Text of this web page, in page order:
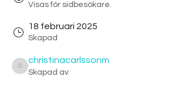
Visas för sidbesökare.
18 februari 2025
Skapad
christinacarlssonm
christinacarlssonm
Skapad av